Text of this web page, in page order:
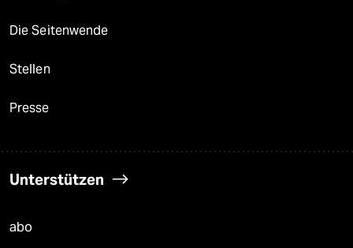
Die Seitenwende
Stellen
Presse
Unterstützen
abo